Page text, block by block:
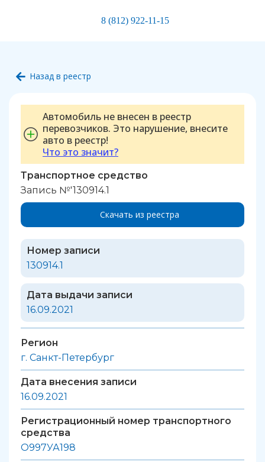
8 (812) 922-11-15
Назад в реестр
Автомобиль не внесен в реестр
перевозчиков. Это нарушение, внесите
авто в реестр!
Что это значит?
Транспортное средство
Запись №'130914.1
Скачать из реестра
Номер записи
130914.1
Дата выдачи записи
16.09.2021
Регион
г. Санкт-Петербург
Дата внесения записи
16.09.2021
Регистрационный номер транспортного
средства
О997УА198